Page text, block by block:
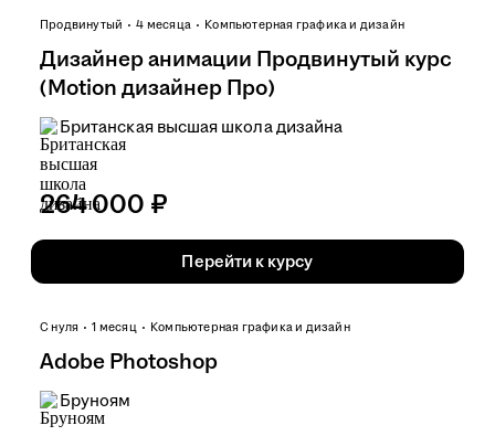
Продвинутый 4 месяца Компьютерная графика и дизайн
Дизайнер анимации Продвинутый курс
(Motion дизайнер Про)
Британская высшая школа дизайна
264 000 ₽
Перейти к курсу
С нуля 1 месяц Компьютерная графика и дизайн
Adobe Photoshop
Бруноям